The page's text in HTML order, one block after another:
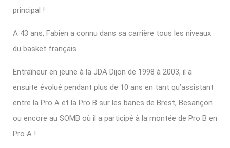
principal !
A 43 ans, Fabien a connu dans sa carrière tous les niveaux
du basket français.
Entraîneur en jeune à la JDA Dijon de 1998 à 2003, il a
ensuite évolué pendant plus de 10 ans en tant qu’assistant
entre la Pro A et la Pro B sur les bancs de Brest, Besançon
ou encore au SOMB où il a participé à la montée de Pro B en
Pro A !